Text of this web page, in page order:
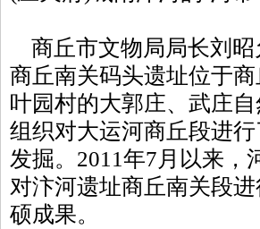
商丘市文物局局长刘昭
商丘南关码头遗址位于
叶园村的大郭庄、武庄
组织对大运河商丘段进
发掘。2011年7月以来，
对汴河遗址商丘南关段
硕成果。